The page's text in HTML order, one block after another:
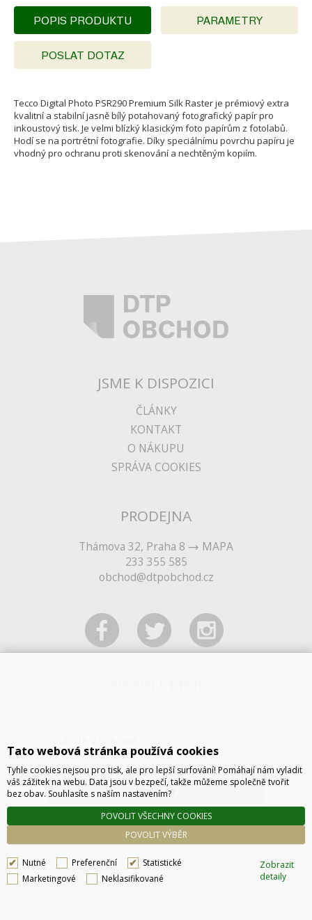
POPIS PRODUKTU PARAMETRY
POSLAT DOTAZ
Tecco Digital Photo PSR290 Premium Silk Raster je prémiový extra
kvalitní a stabilní jasně bílý potahovaný fotografický papír pro
inkoustový tisk. Je velmi blízký klasickým foto papírům z fotolabů.
Hodí se na portrétní fotografie. Díky speciálnímu povrchu papíru je
vhodný pro ochranu proti skenování a nechtěným kopiím.
JSME K DISPOZICI
ČLÁNKY
KONTAKT
O NÁKUPU
SPRÁVA COOKIES
PRODEJNA
Thámova 32, Praha 8
MAPA
233 355 585
obchod@dtpobchod.cz
ODESLAT
Tato webová stránka používá cookies
Tyhle cookies nejsou pro tisk, ale pro lepší surfování! Pomáhají nám vyladit
váš zážitek na webu. Data jsou v bezpečí, takže můžeme společně tvořit
bez obav. Souhlasíte s naším nastavením?
POVOLIT VÝBĚR
POVOLIT VŠECHNY COOKIES
Nutné Preferenční
Statistické
Marketingové
Neklasifikované
Zobrazit
detaily